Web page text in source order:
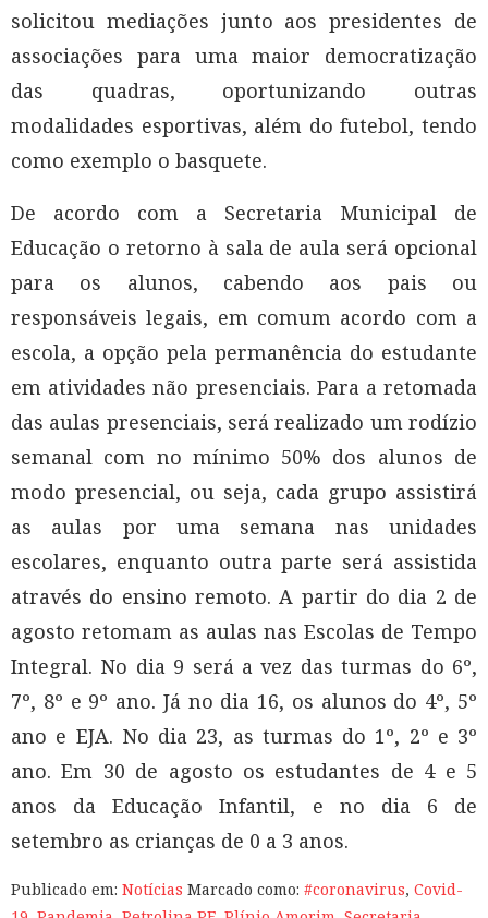
solicitou mediações junto aos presidentes de
associações para uma maior democratização
das quadras, oportunizando outras
modalidades esportivas, além do futebol, tendo
como exemplo o basquete.
De acordo com a Secretaria Municipal de
Educação o retorno à sala de aula será opcional
para os alunos, cabendo aos pais ou
responsáveis legais, em comum acordo com a
escola, a opção pela permanência do estudante
em atividades não presenciais. Para a retomada
das aulas presenciais, será realizado um rodízio
semanal com no mínimo 50% dos alunos de
modo presencial, ou seja, cada grupo assistirá
as aulas por uma semana nas unidades
escolares, enquanto outra parte será assistida
através do ensino remoto. A partir do dia 2 de
agosto retomam as aulas nas Escolas de Tempo
Integral. No dia 9 será a vez das turmas do 6º,
7º, 8º e 9º ano. Já no dia 16, os alunos do 4º, 5º
ano e EJA. No dia 23, as turmas do 1º, 2º e 3º
ano. Em 30 de agosto os estudantes de 4 e 5
anos da Educação Infantil, e no dia 6 de
setembro as crianças de 0 a 3 anos.
Publicado em: Notícias Marcado como: #coronavirus, Covid-